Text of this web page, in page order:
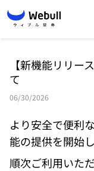
【新機能リリー
て
06/30/2026
より安全で便利
能の提供を開始
順次ご利用いた